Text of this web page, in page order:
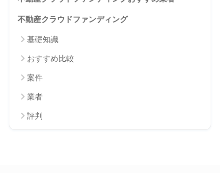
不動産クラウドファンディング
基礎知識
おすすめ比較
案件
業者
評判